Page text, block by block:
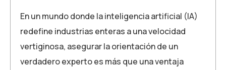
En un mundo donde la inteligencia artificial (IA)
redefine industrias enteras a una velocidad
vertiginosa, asegurar la orientación de un
verdadero experto es más que una ventaja